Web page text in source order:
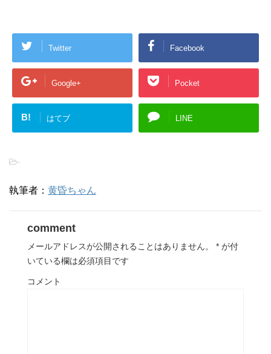
Twitter Facebook
Google+ Pocket
B! はてブ LINE
-
執筆者： 黄昏ちゃん
comment
メールアドレスが公開されることはありません。 * が付
いている欄は必須項目です
コメント